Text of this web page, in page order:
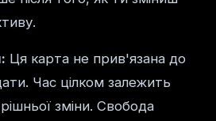
Ця карта не прив'язана до
Час цілком залежить
зміни. Свобода